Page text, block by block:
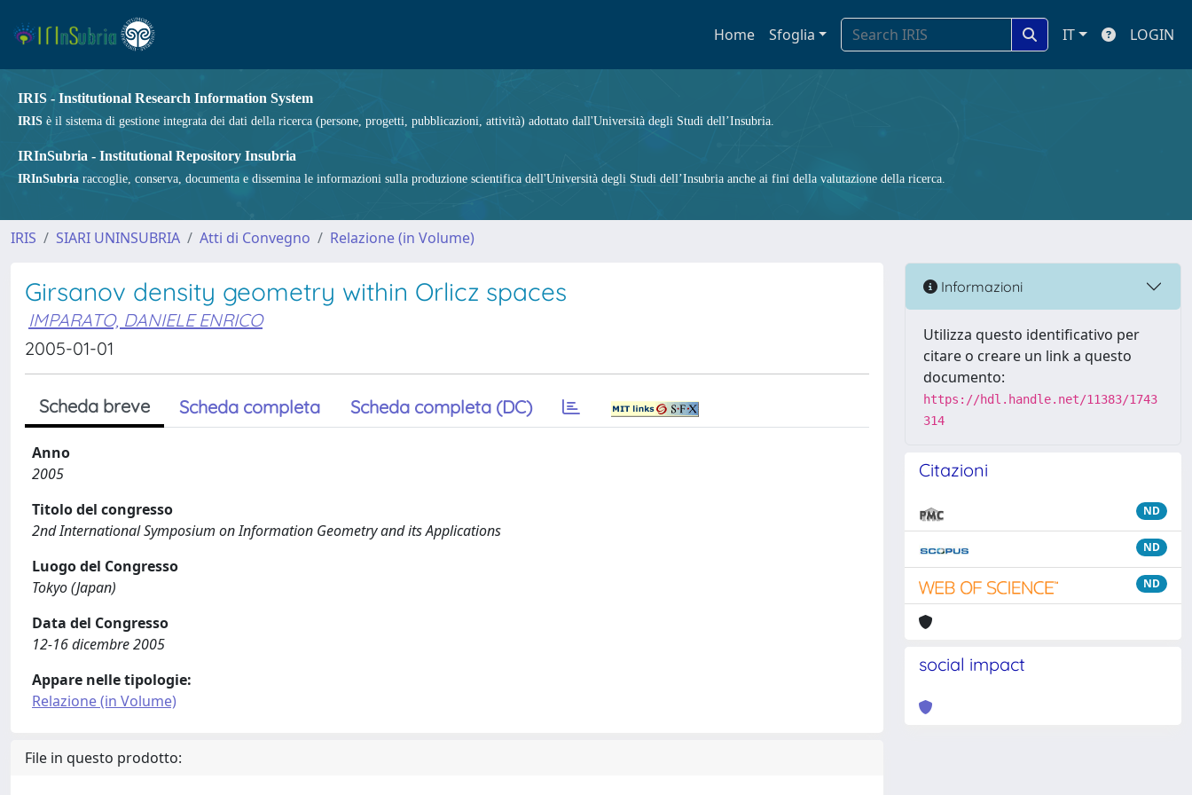
Home Sfoglia IT LOGIN
IRIS - Institutional Research Information System
IRIS è il sistema di gestione integrata dei dati della ricerca (persone, progetti, pubblicazioni, attività) adottato dall'Università degli Studi dell’Insubria.
IRInSubria - Institutional Repository Insubria
IRInSubria raccoglie, conserva, documenta e dissemina le informazioni sulla produzione scientifica dell'Università degli Studi dell’Insubria anche ai fini della valutazione della ricerca.
IRIS SIARI UNINSUBRIA Atti di Convegno Relazione (in Volume)
Girsanov density geometry within Orlicz spaces
IMPARATO, DANIELE ENRICO
2005-01-01
Scheda breve Scheda completa Scheda completa (DC)
Anno
2005
Titolo del congresso
2nd International Symposium on Information Geometry and its Applications
Luogo del Congresso
Tokyo (Japan)
Data del Congresso
12-16 dicembre 2005
Appare nelle tipologie:
Relazione (in Volume)
File in questo prodotto:
Informazioni
Utilizza questo identificativo per
citare o creare un link a questo
documento:
https://hdl.handle.net/11383/1743
314
Citazioni
ND
ND
ND
social impact